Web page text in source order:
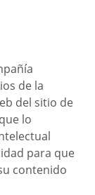
de la
del sitio de
lo
para que
contenido